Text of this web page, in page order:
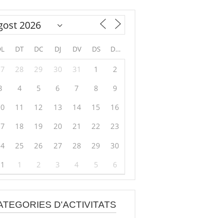
DT DC DJ DV DS DG
28 29 30 31 1
2
4 5 6 7 8
9
11 12 13 14 15
16
18 19 20 21 22
23
25 26 27 28 29
30
1 2 3 4 5 6
D'ACTIVITATS